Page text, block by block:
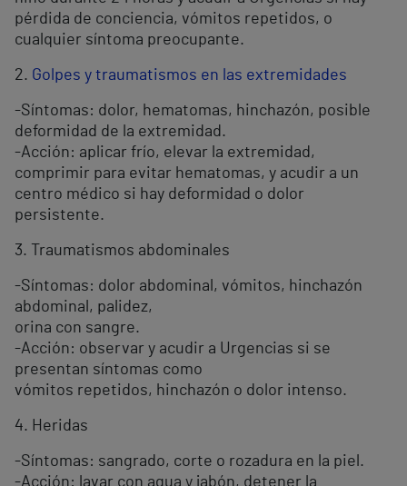
pérdida de conciencia, vómitos repetidos, o
cualquier síntoma preocupante.
2. Golpes y traumatismos en las extremidades
-Síntomas: dolor, hematomas, hinchazón, posible
deformidad de la extremidad.
-Acción: aplicar frío, elevar la extremidad,
comprimir para evitar hematomas, y acudir a un
centro médico si hay deformidad o dolor
persistente.
3. Traumatismos abdominales
-Síntomas: dolor abdominal, vómitos, hinchazón
abdominal, palidez,
orina con sangre.
-Acción: observar y acudir a Urgencias si se
presentan síntomas como
vómitos repetidos, hinchazón o dolor intenso.
4. Heridas
-Síntomas: sangrado, corte o rozadura en la piel.
-Acción: lavar con agua y jabón, detener la